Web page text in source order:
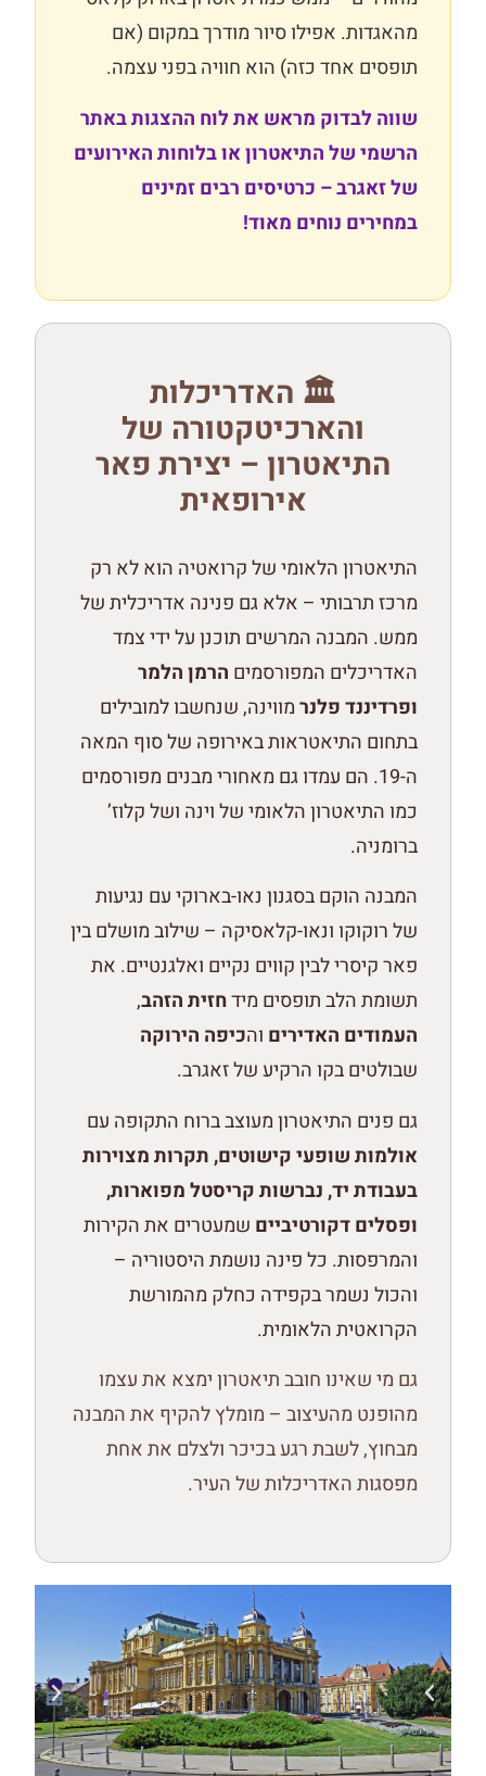
מהאגדות. אפילו סיור מודרך במקום (אם
תופסים אחד כזה) הוא חוויה בפני עצמה.
שווה לבדוק מראש את לוח ההצגות באתר
הרשמי של התיאטרון או בלוחות האירועים
של זאגרב – כרטיסים רבים זמינים
במחירים נוחים מאוד!
🏛️ האדריכלות
והארכיטקטורה של
התיאטרון – יצירת פאר
אירופאית
התיאטרון הלאומי של קרואטיה הוא לא רק
מרכז תרבותי – אלא גם פנינה אדריכלית של
ממש. המבנה המרשים תוכנן על ידי צמד
האדריכלים המפורסמים הרמן הלמר
ופרדיננד פלנרמווינה, שנחשבו למובילים
בתחום התיאטראות באירופה של סוף המאה
ה-19. הם עמדו גם מאחורי מבנים מפורסמים
כמו התיאטרון הלאומי של וינה ושל קלוז’
ברומניה.
המבנה הוקם בסגנון נאו-בארוקי עם נגיעות
של רוקוקו ונאו-קלאסיקה – שילוב מושלם בין
פאר קיסרי לבין קווים נקיים ואלגנטיים. את
תשומת הלב תופסים מידחזית הזהב,
העמודים האדירים והכיפה הירוקה
שבולטים בקו הרקיע של זאגרב.
גם פנים התיאטרון מעוצב ברוח התקופה עם
אולמות שופעי קישוטים, תקרות מצוירות
בעבודת יד, נברשות קריסטל מפוארות,
ופסלים דקורטיביים שמעטרים את הקירות
והמרפסות. כל פינה נושמת היסטוריה –
והכול נשמר בקפידה כחלק מהמורשת
הקרואטית הלאומית.
גם מי שאינו חובב תיאטרון ימצא את עצמו
מהופנט מהעיצוב – מומלץ להקיף את המבנה
מבחוץ, לשבת רגע בכיכר ולצלם את אחת
מפסגות האדריכלות של העיר.